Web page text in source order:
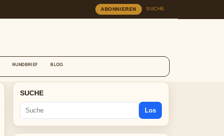
ABONNIEREN SUCHE
RUNDBRIEF BLOG
SUCHE
Los